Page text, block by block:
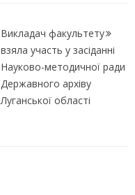
Викладач факультету
взяла участь у засіданні
Науково-методичної ради
Державного архіву
Луганської області